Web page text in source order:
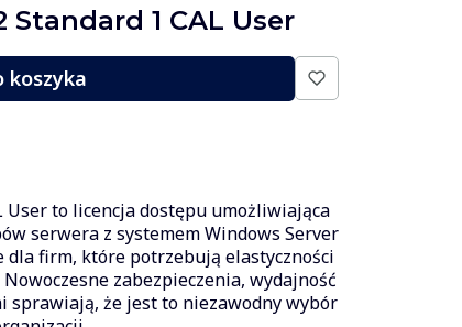
1 CAL User
koszyka
User to licencja dostępu umożliwiająca
serwera z systemem Windows Server
dla firm, które potrzebują elastyczności
zabezpieczenia, wydajność
sprawiają, że jest to niezawodny wybór